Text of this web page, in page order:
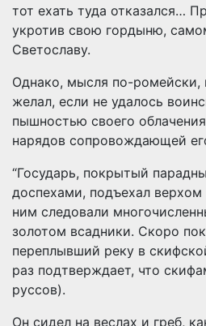
тот ехать туда отказался…
укротив свою гордыню,
Светославу.
Однако, мысля по-ромейски,
желал, если не удалось
пышностью своего
нарядов сопровождающей
“Государь, покрытый
доспехами, подъехал верхом
ним следовали
золотом всадники. Скоро
переплывший реку в
раз подтверждает, что
руссов).
Он сидел на веслах и греб,